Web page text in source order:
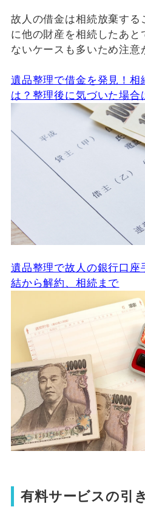
故人の借金は相続放棄す
に他の財産を相続したあ
ないケースも多いため注意
遺品整理で借金を発見！相
は？整理後に気づいた場合
遺品整理で故人の銀行口座
結から解約、相続まで
有料サービスの引